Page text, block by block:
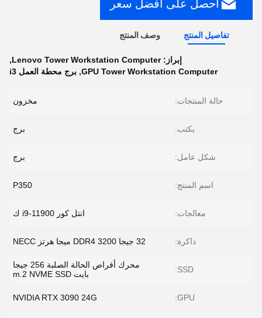
احصل على أفضل سعر
تفاصيل المنتج وصف المنتج
إبراز:Lenovo Tower Workstation Computer
,
GPU Tower Workstation Computer
, برج محطة العمل i3
حالة المنتجات: مخزون
يكتب: برج
شكل عامل: برج
اسم المنتج: P350
معالجات: انتل كور i9-11900 ك
ذاكرة: 32 جيجا DDR4 3200 ميجا هرتز NECC
SSD:
محرك أقراص الحالة الصلبة 256 جيجا
بايت m.2 NVME SSD
GPU:
NVIDIA RTX 3090 24G